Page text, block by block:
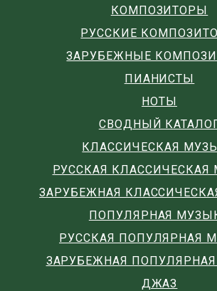
КОМПОЗИТОРЫ
РУССКИЕ
ЗАРУБЕЖНЫЕ
ПИАНИСТЫ
НОТЫ
СВОДНЫЙ
КЛАССИЧЕСКАЯ
РУССКАЯ КЛАССИЧЕСКАЯ
ЗАРУБЕЖНАЯ
ПОПУЛЯРНАЯ
РУССКАЯ ПОПУЛЯРНАЯ
ЗАРУБЕЖНАЯ
ДЖАЗ